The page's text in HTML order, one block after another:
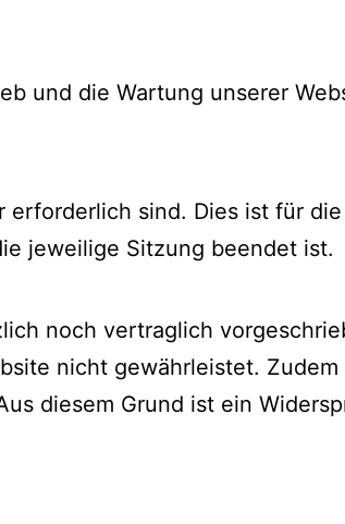
und die Wartung unserer
erforderlich sind. Dies ist für die
jeweilige Sitzung beendet ist.
noch vertraglich
nicht gewährleistet. Zudem
diesem Grund ist ein